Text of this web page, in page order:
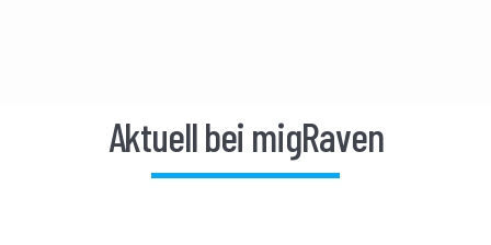
Aktuell bei migRaven